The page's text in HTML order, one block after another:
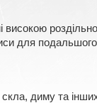
для
диму та